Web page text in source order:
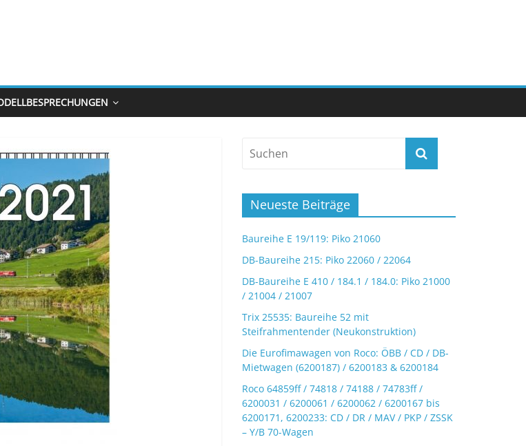
Neueste Beiträge
Baureihe E 19/119: Piko 21060
DB-Baureihe 215: Piko 22060 / 22064
DB-Baureihe E 410 / 184.1 / 184.0: Piko 21000
/ 21004 / 21007
Trix 25535: Baureihe 52 mit
Steifrahmentender (Neukonstruktion)
Die Eurofimawagen von Roco: ÖBB / CD / DB-
Mietwagen (6200187) / 6200183 & 6200184
Roco 64859ff / 74818 / 74188 / 74783ff /
6200031 / 6200061 / 6200062 / 6200167 bis
6200171, 6200233: CD / DR / MAV / PKP / ZSSK
– Y/B 70-Wagen